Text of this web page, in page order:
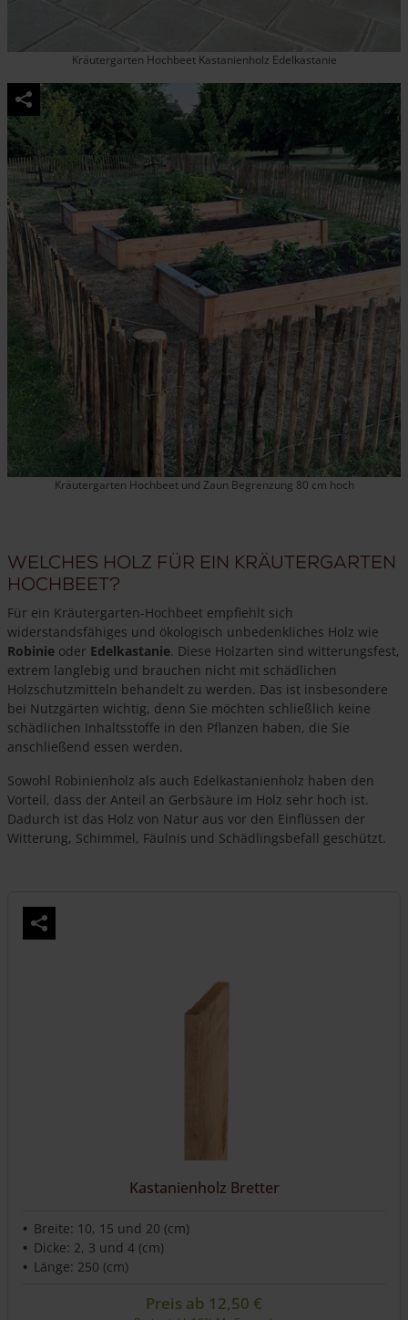
Kräutergarten Hochbeet Kastanienholz Edelkastanie
Kräutergarten Hochbeet und Zaun Begrenzung 80 cm hoch
Welches Holz für ein Kräutergarten
Hochbeet?
Für ein Kräutergarten-Hochbeet empfiehlt sich
widerstandsfähiges und ökologisch unbedenkliches Holz wie
Robinie oder Edelkastanie. Diese Holzarten sind witterungsfest,
extrem langlebig und brauchen nicht mit schädlichen
Holzschutzmitteln behandelt zu werden. Das ist insbesondere
bei Nutzgärten wichtig, denn Sie möchten schließlich keine
schädlichen Inhaltsstoffe in den Pflanzen haben, die Sie
anschließend essen werden.
Sowohl Robinienholz als auch Edelkastanienholz haben den
Vorteil, dass der Anteil an Gerbsäure im Holz sehr hoch ist.
Dadurch ist das Holz von Natur aus vor den Einflüssen der
Witterung, Schimmel, Fäulnis und Schädlingsbefall geschützt.
Kastanienholz Bretter
Breite: 10, 15 und 20 (cm)
Dicke: 2, 3 und 4 (cm)
Länge: 250 (cm)
Preis ab 12,50 €